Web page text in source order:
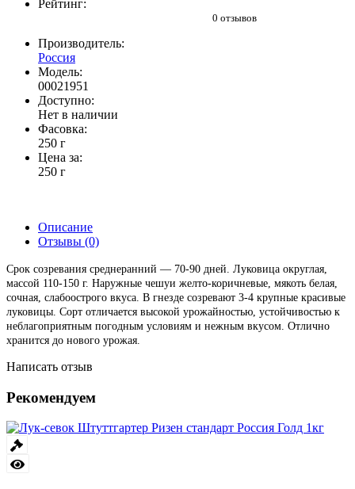
Рейтинг:
0 отзывов
Производитель:
Россия
Модель:
00021951
Доступно:
Нет в наличии
Фасовка:
250 г
Цена за:
250 г
Описание
Отзывы (0)
Срок созревания среднеранний — 70-90 дней. Луковица округлая,
массой 110-150 г. Наружные чешуи желто-коричневые, мякоть белая,
сочная, слабоострого вкуса. В гнезде созревают 3-4 крупные красивые
луковицы. Сорт отличается высокой урожайностью, устойчивостью к
неблагоприятным погодным условиям и нежным вкусом. Отлично
хранится до нового урожая.
Написать отзыв
Рекомендуем